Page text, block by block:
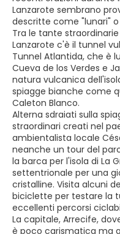
Lanzarote sembrano
descritte come "lunari" o
Tra le tante
Lanzarote c'è il tunnel
Tunnel Atlantida, che è
Cueva de los Verdes e
natura vulcanica
spiagge bianche come
Caleton Blanco.
Alterna sdraiati sulla
straordinari creati nel
ambientalista locale
neanche un tour del
la barca per l'isola di La
settentrionale per una
cristalline. Visita alcuni
biciclette per testare la
eccellenti percorsi
La capitale, Arrecife,
è poco carismatica ma